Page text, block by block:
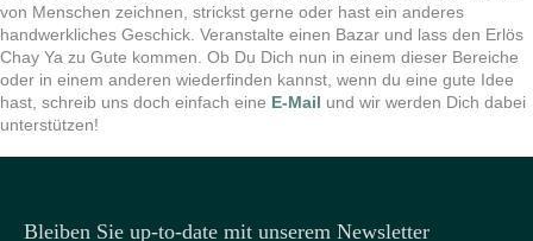
von Menschen zeichnen, strickst gerne oder hast ein anderes
handwerkliches Geschick. Veranstalte einen Bazar und lass den Erlös
Chay Ya zu Gute kommen. Ob Du Dich nun in einem dieser Bereiche
oder in einem anderen wiederfinden kannst, wenn du eine gute Idee
hast, schreib uns doch einfach eine E-Mail und wir werden Dich dabei
unterstützen!
Bleiben Sie up-to-date mit unserem Newsletter